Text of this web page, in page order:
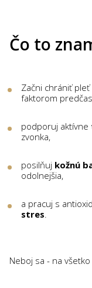
Čo to
Začni chrániť
faktorom
podporuj aktívne
zvonka,
posilňuj kožnú
odolnejšia,
a pracuj s
stres.
Neboj sa - na